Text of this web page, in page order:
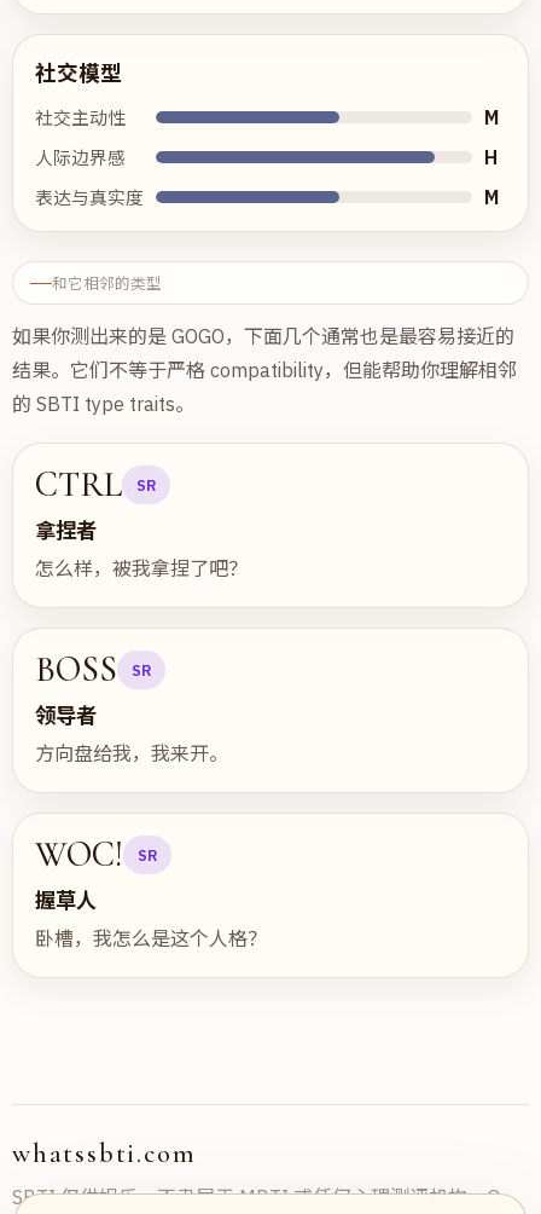
社交模型
社交主动性 M
人际边界感 H
表达与真实度 M
和它相邻的类型
如果你测出来的是 GOGO，下面几个通常也是最容易接近的
结果。它们不等于严格 compatibility，但能帮助你理解相邻
的 SBTI type traits。
CTRL SR
拿捏者
怎么样，被我拿捏了吧？
BOSS SR
领导者
方向盘给我，我来开。
WOC! SR
握草人
卧槽，我怎么是这个人格？
whatssbti.com
SBTI 仅供娱乐，不隶属于 MBTI 或任何心理测评机构。©